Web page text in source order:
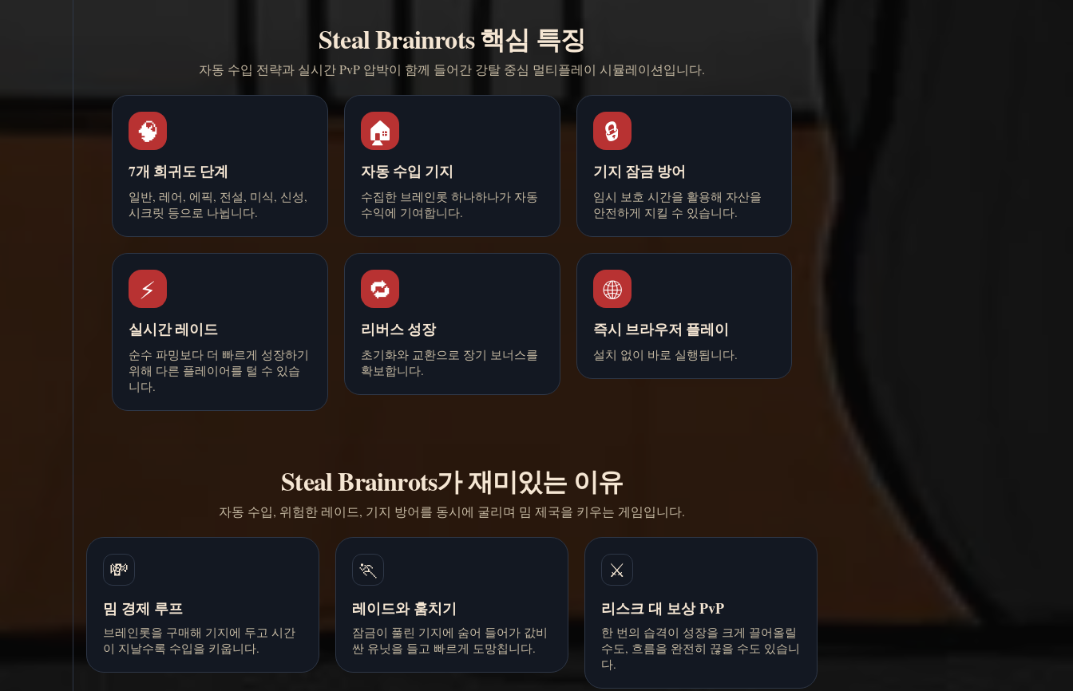
Steal Brainrots 핵심 특징
자동 수입 전략과 실시간 PvP 압박이 함께 들어간 강탈 중심 멀티플레이 시뮬레이션입니다.
🧠
7개 희귀도 단계
일반, 레어, 에픽, 전설, 미식, 신성,
시크릿 등으로 나뉩니다.
🏠
자동 수입 기지
수집한 브레인롯 하나하나가 자동
수익에 기여합니다.
🔒
기지 잠금 방어
임시 보호 시간을 활용해 자산을
안전하게 지킬 수 있습니다.
⚡
실시간 레이드
순수 파밍보다 더 빠르게 성장하기
위해 다른 플레이어를 털 수 있습
니다.
🔁
리버스 성장
초기화와 교환으로 장기 보너스를
확보합니다.
🌐
즉시 브라우저 플레이
설치 없이 바로 실행됩니다.
Steal Brainrots가 재미있는 이유
자동 수입, 위험한 레이드, 기지 방어를 동시에 굴리며 밈 제국을 키우는 게임입니다.
💸
밈 경제 루프
브레인롯을 구매해 기지에 두고 시간
이 지날수록 수입을 키웁니다.
🏃
레이드와 훔치기
잠금이 풀린 기지에 숨어 들어가 값비
싼 유닛을 들고 빠르게 도망칩니다.
⚔️
리스크 대 보상 PvP
한 번의 습격이 성장을 크게 끌어올릴
수도, 흐름을 완전히 끊을 수도 있습니
다.